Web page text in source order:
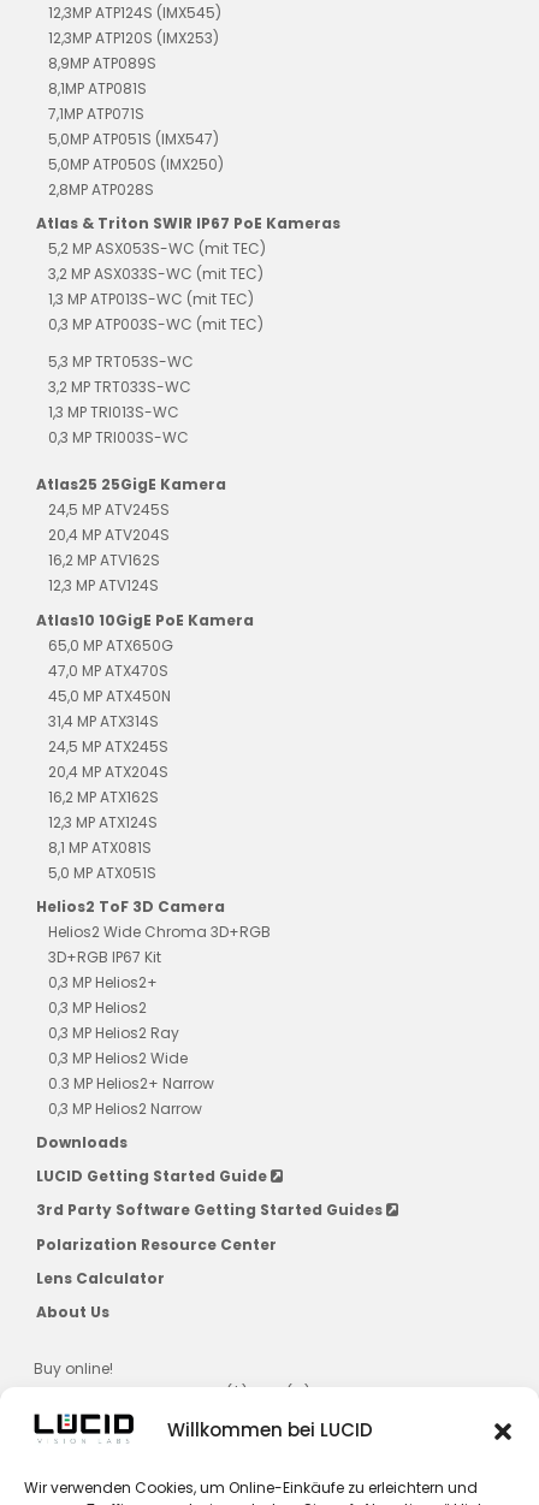
Willkommen bei LUCID
Wir verwenden Cookies, um Online-Einkäufe zu erleichtern und
12,3MP ATP124S (IMX545)
12,3MP ATP120S (IMX253)
8,9MP ATP089S
8,1MP ATP081S
7,1MP ATP071S
5,0MP ATP051S (IMX547)
5,0MP ATP050S (IMX250)
2,8MP ATP028S
Atlas & Triton SWIR IP67 PoE Kameras
5,2 MP ASX053S-WC (mit TEC)
3,2 MP ASX033S-WC (mit TEC)
1,3 MP ATP013S-WC (mit TEC)
0,3 MP ATP003S-WC (mit TEC)
5,3 MP TRT053S-WC
3,2 MP TRT033S-WC
1,3 MP TRI013S-WC
0,3 MP TRI003S-WC
Atlas25 25GigE Kamera
24,5 MP ATV245S
20,4 MP ATV204S
16,2 MP ATV162S
12,3 MP ATV124S
Atlas10 10GigE PoE Kamera
65,0 MP ATX650G
47,0 MP ATX470S
45,0 MP ATX450N
31,4 MP ATX314S
24,5 MP ATX245S
20,4 MP ATX204S
16,2 MP ATX162S
12,3 MP ATX124S
8,1 MP ATX081S
5,0 MP ATX051S
Helios2 ToF 3D Camera
Helios2 Wide Chroma 3D+RGB
3D+RGB IP67 Kit
0,3 MP Helios2+
0,3 MP Helios2
0,3 MP Helios2 Ray
0,3 MP Helios2 Wide
0.3 MP Helios2+ Narrow
0,3 MP Helios2 Narrow
Downloads
LUCID Getting Started Guide
3rd Party Software Getting Started Guides
Polarization Resource Center
Lens Calculator
About Us
Buy online!
US, CAD, AU, JPN, NZ, SG, KR ($) & EU (€)